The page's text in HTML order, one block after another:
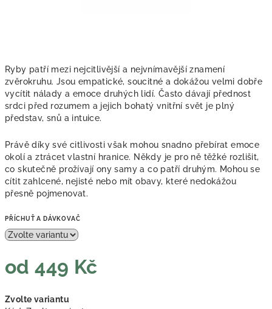
Ryby patří mezi nejcitlivější a nejvnímavější znamení
zvěrokruhu. Jsou empatické, soucitné a dokážou velmi dobře
vycítit nálady a emoce druhých lidí. Často dávají přednost
srdci před rozumem a jejich bohatý vnitřní svět je plný
představ, snů a intuice.
Právě díky své citlivosti však mohou snadno přebírat emoce
okolí a ztrácet vlastní hranice. Někdy je pro ně těžké rozlišit,
co skutečně prožívají ony samy a co patří druhým. Mohou se
cítit zahlcené, nejisté nebo mít obavy, které nedokážou
přesně pojmenovat.
PŘÍCHUŤ A DÁVKOVAČ
od449 Kč
cena:
Zvolte variantu